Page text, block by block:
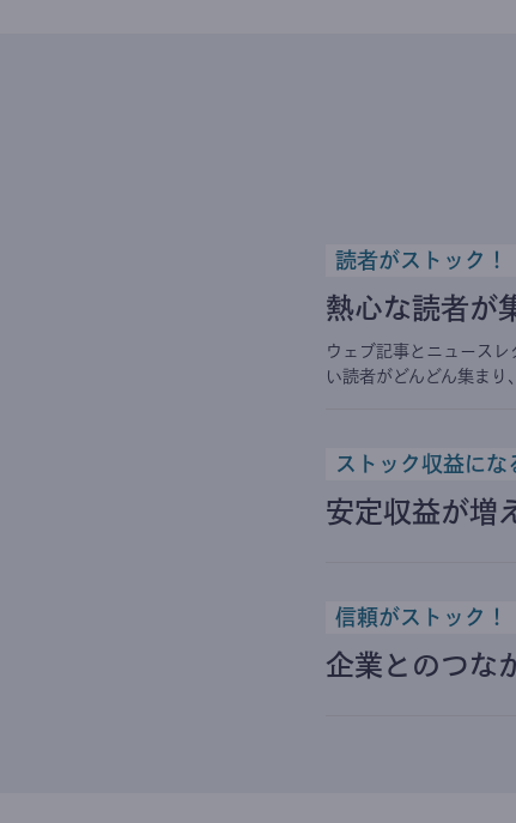
読者がストック！
熱心な読者が
ウェブ記事とニュース
い読者がどんどん集まり
ストック収益にな
安定収益が増
信頼がストック！
企業とのつな